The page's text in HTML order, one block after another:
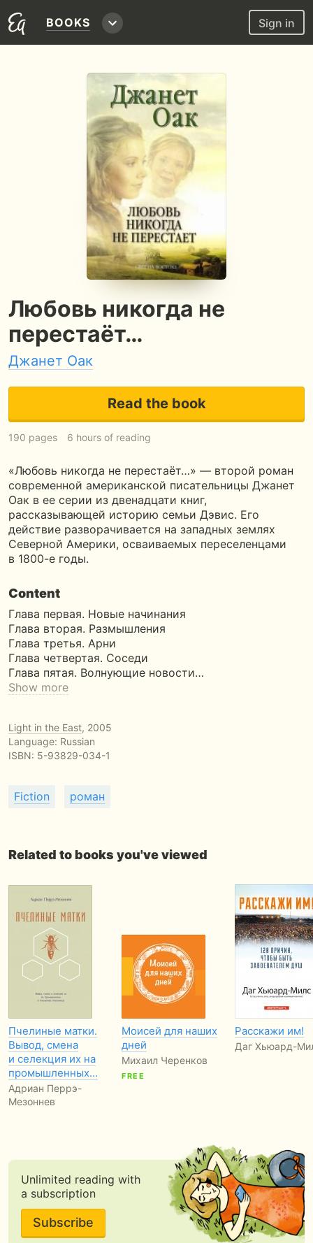
BOOKS Sign in
Любовь никогда не
перестаёт…
Джанет Оак
Read the book
190 pages 6 hours of reading
«Любовь никогда не перестаёт…» — второй роман
современной американской писательницы Джанет
Оак в ее серии из двенадцати книг,
рассказывающей историю семьи Дэвис. Его
действие разворачивается на западных землях
Северной Америки, осваиваемых переселенцами
в 1800-е годы.
Content
Глава первая. Новые начинания
Глава вторая. Размышления
Глава третья. Арни
Глава четвертая. Соседи
Глава пятая. Волнующие новости…
Show more
Light in the East, 2005
Language: Russian
ISBN: 5-93829-034-1
Fiction роман
Related to books you've viewed
Пчелиные матки.
Вывод, смена
и селекция их на
промышленных…
Адриан Перрэ-
Мезоннев
Моисей для наших
дней
Михаил Черенков
FREE
Расскажи им!
Даг Хьюард-
Unlimited reading with
a subscription
Subscribe